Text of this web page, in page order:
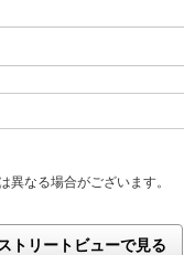
なる場合がございます。
ストリートビューで見る